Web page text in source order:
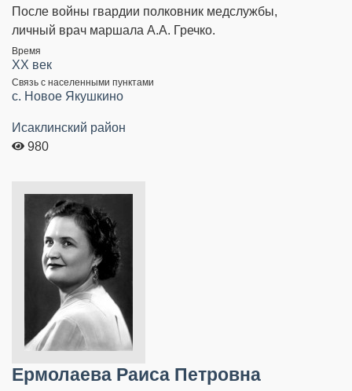
После войны гвардии полковник медслужбы,
личный врач маршала А.А. Гречко.
Время
XX век
Связь с населенными пунктами
с. Новое Якушкино
Исаклинский район
980
Ермолаева Раиса Петровна